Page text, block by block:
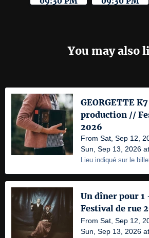
You may also
GEORGETTE
production //
2026
From Sat, Sep 12,
Sun, Sep 13, 2026
Lieu indiqué sur le
Un dîner pour
Festival de rue
From Sat, Sep 12,
Sun, Sep 13, 2026